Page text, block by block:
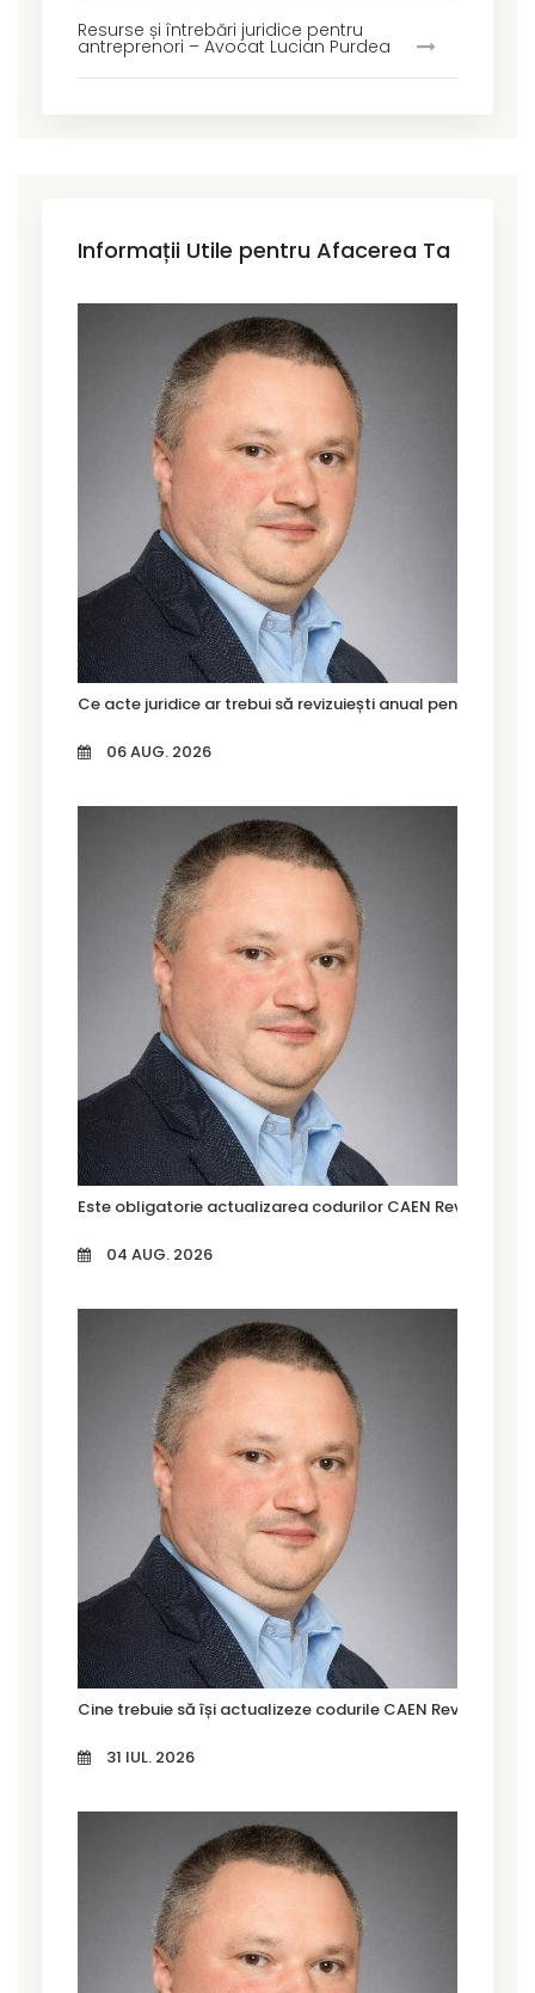
Resurse și întrebări juridice pentru
antreprenori – Avocat Lucian Purdea
Informații Utile pentru Afacerea Ta
Ce acte juridice ar trebui să revizuiești anual pentru firma
06 AUG. 2026
Este obligatorie actualizarea codurilor CAEN Rev. 3?
04 AUG. 2026
Cine trebuie să își actualizeze codurile CAEN Rev. 3 în
31 IUL. 2026